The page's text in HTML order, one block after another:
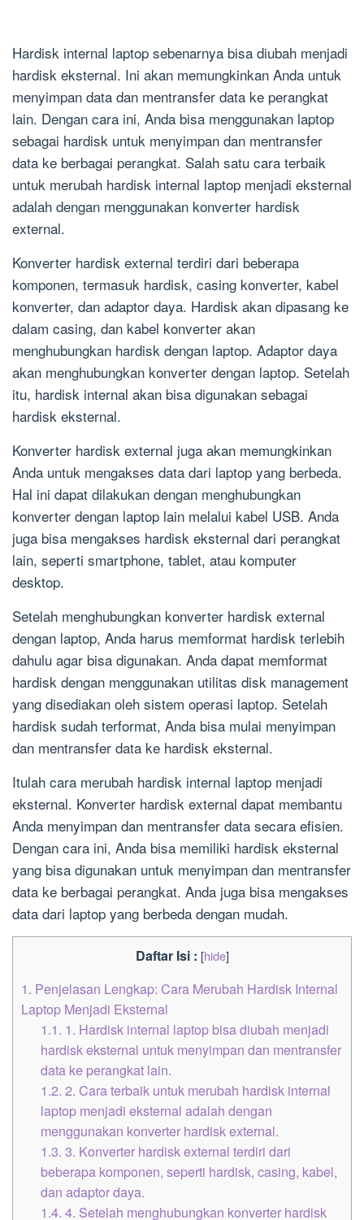
Hardisk internal laptop sebenarnya bisa diubah menjadi
hardisk eksternal. Ini akan memungkinkan Anda untuk
menyimpan data dan mentransfer data ke perangkat
lain. Dengan cara ini, Anda bisa menggunakan laptop
sebagai hardisk untuk menyimpan dan mentransfer
data ke berbagai perangkat. Salah satu cara terbaik
untuk merubah hardisk internal laptop menjadi eksternal
adalah dengan menggunakan konverter hardisk
external.
Konverter hardisk external terdiri dari beberapa
komponen, termasuk hardisk, casing konverter, kabel
konverter, dan adaptor daya. Hardisk akan dipasang ke
dalam casing, dan kabel konverter akan
menghubungkan hardisk dengan laptop. Adaptor daya
akan menghubungkan konverter dengan laptop. Setelah
itu, hardisk internal akan bisa digunakan sebagai
hardisk eksternal.
Konverter hardisk external juga akan memungkinkan
Anda untuk mengakses data dari laptop yang berbeda.
Hal ini dapat dilakukan dengan menghubungkan
konverter dengan laptop lain melalui kabel USB. Anda
juga bisa mengakses hardisk eksternal dari perangkat
lain, seperti smartphone, tablet, atau komputer
desktop.
Setelah menghubungkan konverter hardisk external
dengan laptop, Anda harus memformat hardisk terlebih
dahulu agar bisa digunakan. Anda dapat memformat
hardisk dengan menggunakan utilitas disk management
yang disediakan oleh sistem operasi laptop. Setelah
hardisk sudah terformat, Anda bisa mulai menyimpan
dan mentransfer data ke hardisk eksternal.
Itulah cara merubah hardisk internal laptop menjadi
eksternal. Konverter hardisk external dapat membantu
Anda menyimpan dan mentransfer data secara efisien.
Dengan cara ini, Anda bisa memiliki hardisk eksternal
yang bisa digunakan untuk menyimpan dan mentransfer
data ke berbagai perangkat. Anda juga bisa mengakses
data dari laptop yang berbeda dengan mudah.
Daftar Isi : [hide]
1. Penjelasan Lengkap: Cara Merubah Hardisk Internal
Laptop Menjadi Eksternal
1.1. 1. Hardisk internal laptop bisa diubah menjadi
hardisk eksternal untuk menyimpan dan mentransfer
data ke perangkat lain.
1.2. 2. Cara terbaik untuk merubah hardisk internal
laptop menjadi eksternal adalah dengan
menggunakan konverter hardisk external.
1.3. 3. Konverter hardisk external terdiri dari
beberapa komponen, seperti hardisk, casing, kabel,
dan adaptor daya.
1.4. 4. Setelah menghubungkan konverter hardisk